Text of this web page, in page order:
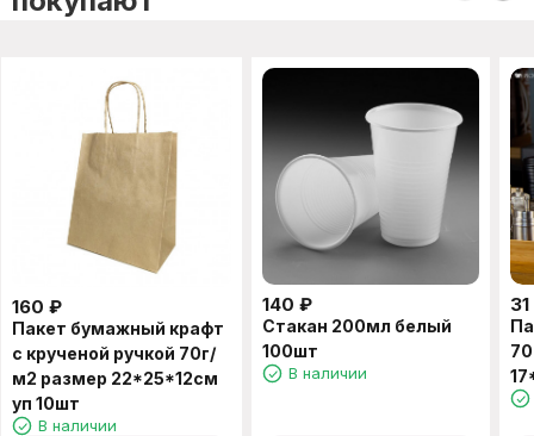
160 ₽
Пакет бумажный крафт
с крученой ручкой 70г/
м2 размер 22*25*12см
уп 10шт
В наличии
140 ₽
Стакан 200мл белый
100шт
В наличии
31